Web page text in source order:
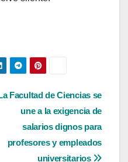
Facultad de Ciencias se
une a la exigencia de
salarios dignos para
profesores y empleados
universitarios